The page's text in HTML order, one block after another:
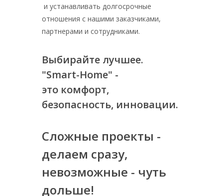
и устанавливать долгосрочные
отношения с нашими заказчиками,
партнерами и сотрудниками.
Выбирайте лучшее.
"Smart-Home" -
это комфорт,
безопасность, инновации.
Сложные проекты -
делаем сразу,
невозможные - чуть
дольше!